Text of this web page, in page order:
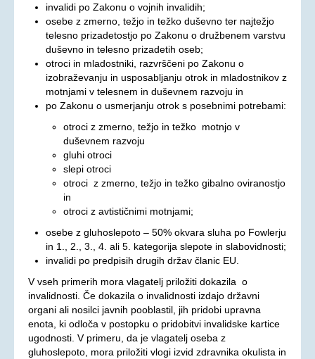
Oprostitev plačila RTV prispevka
OSEBNA ASISTENCA
KONTAKT
invalidi po Zakonu o vojnih invalidih;
osebe z zmerno, težjo in težko duševno ter najtežjo
telesno prizadetostjo po Zakonu o družbenem varstvu
duševno in telesno prizadetih oseb;
otroci in mladostniki, razvrščeni po Zakonu o
izobraževanju in usposabljanju otrok in mladostnikov z
motnjami v telesnem in duševnem razvoju in
po Zakonu o usmerjanju otrok s posebnimi potrebami:
otroci z zmerno, težjo in težko motnjo v
duševnem razvoju
gluhi otroci
slepi otroci
otroci z zmerno, težjo in težko gibalno oviranostjo
in
otroci z avtističnimi motnjami;
osebe z gluhoslepoto – 50% okvara sluha po Fowlerju
in 1., 2., 3., 4. ali 5. kategorija slepote in slabovidnosti;
invalidi po predpisih drugih držav članic EU.
V vseh primerih mora vlagatelj priložiti dokazila o
invalidnosti. Če dokazila o invalidnosti izdajo državni
organi ali nosilci javnih pooblastil, jih pridobi upravna
enota, ki odloča v postopku o pridobitvi invalidske kartice
ugodnosti. V primeru, da je vlagatelj oseba z
gluhoslepoto, mora priložiti vlogi izvid zdravnika okulista in